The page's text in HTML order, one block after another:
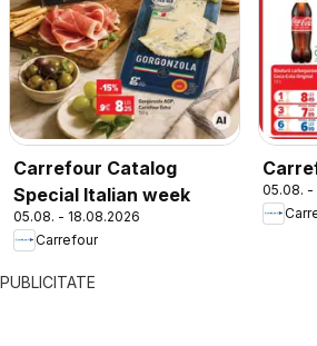
Carrefour Catalog
Special Italian week
05.08. - 18.08.2026
Carrefour
05.08. -
PUBLICITATE